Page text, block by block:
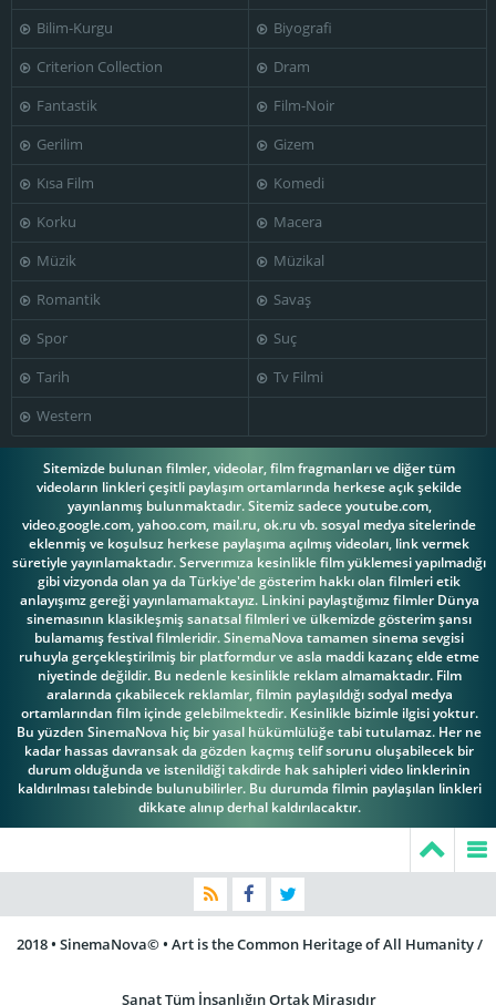
Lee Phelps Louis Calhern
Robert Taylor Rudy Bowman Spring Byington
Tom Fadden William Bailey William Phillips
Anthony Mann
Bilim-Kurgu
Biyografi
Criterion Collection
Dram
Fantastik
Film-Noir
Gerilim
Gizem
Kısa Film
Komedi
Korku
Macera
Müzik
Müzikal
Romantik
Savaş
Spor
Suç
Tarih
Tv Filmi
Western
Sitemizde bulunan filmler, videolar, film fragmanları ve diğer tüm
videoların linkleri çeşitli paylaşım ortamlarında herkese açık şekilde
yayınlanmış bulunmaktadır. Sitemiz sadece youtube.com,
video.google.com, yahoo.com, mail.ru, ok.ru vb. sosyal medya sitelerinde
eklenmiş ve koşulsuz herkese paylaşıma açılmış videoları, link vermek
süretiyle yayınlamaktadır. Serverımıza kesinlikle film yüklemesi yapılmadığı
gibi vizyonda olan ya da Türkiye'de gösterim hakkı olan filmleri etik
anlayışımz gereği yayınlamamaktayız. Linkini paylaştığımız filmler Dünya
sinemasının klasikleşmiş sanatsal filmleri ve ülkemizde gösterim şansı
bulamamış festival filmleridir. SinemaNova tamamen sinema sevgisi
ruhuyla gerçekleştirilmiş bir platformdur ve asla maddi kazanç elde etme
niyetinde değildir. Bu nedenle kesinlikle reklam almamaktadır. Film
aralarında çıkabilecek reklamlar, filmin paylaşıldığı sodyal medya
ortamlarından film içinde gelebilmektedir. Kesinlikle bizimle ilgisi yoktur.
Bu yüzden SinemaNova hiç bir yasal hükümlülüğe tabi tutulamaz. Her ne
kadar hassas davransak da gözden kaçmış telif sorunu oluşabilecek bir
durum olduğunda ve istenildiği takdirde hak sahipleri video linklerinin
kaldırılması talebinde bulunubilirler. Bu durumda filmin paylaşılan linkleri
dikkate alınıp derhal kaldırılacaktır.
2018 • SinemaNova© • Art is the Common Heritage of All Humanity /
Sanat Tüm İnsanlığın Ortak Mirasıdır